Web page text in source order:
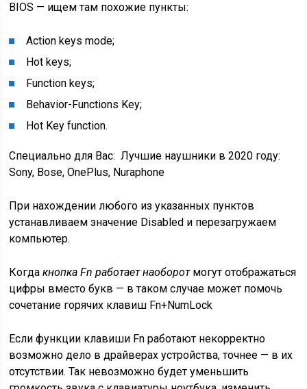
BIOS — ищем там похожие пункты:
Action keys mode;
Hot keys;
Function keys;
Behavior-Functions Key;
Hot Key function.
Специально для Вас: Лучшие наушники в 2020 году:
Sony, Bose, OnePlus, Nuraphone
При нахождении любого из указанных пунктов
устанавливаем значение Disabled и перезагружаем
компьютер.
Когдакнопка Fn работает наоборотмогут отображаться
цифры вместо букв — в таком случае может помочь
сочетание горячих клавиш Fn+NumLock
Если функции клавиши Fn работают некорректно
возможно дело в драйверах устройства, точнее — в их
отсутствии. Так невозможно будет уменьшить